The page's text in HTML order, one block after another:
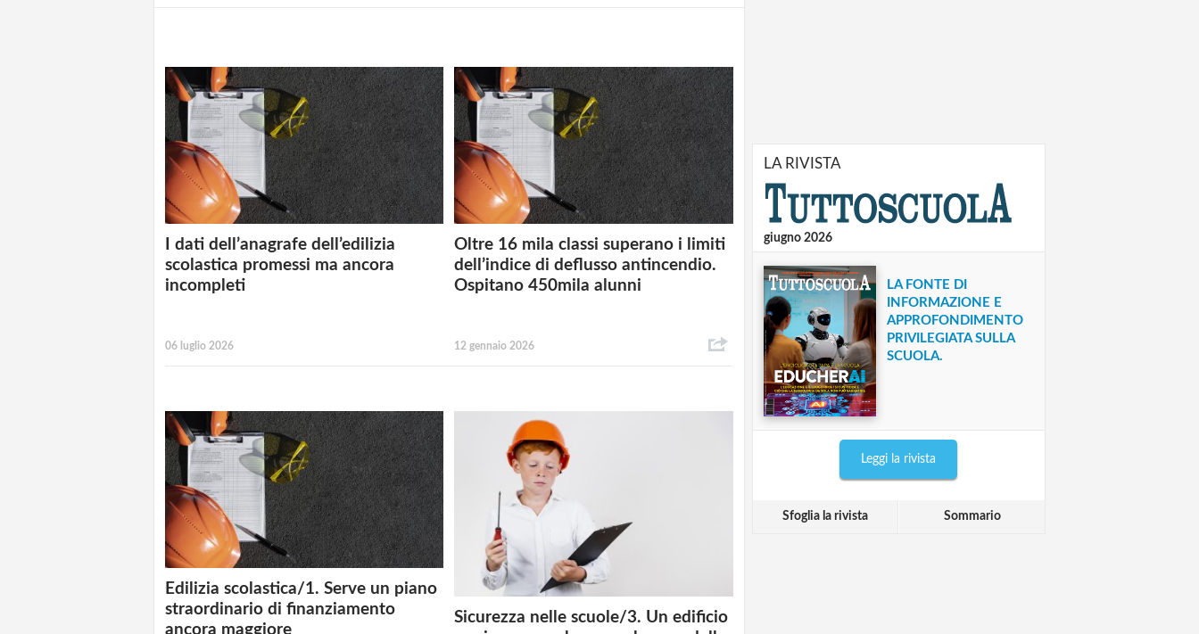
I dati dell’anagrafe dell’edilizia
scolastica promessi ma ancora
incompleti
06 luglio 2026
Oltre 16 mila classi superano i limiti
dell’indice di deflusso antincendio.
Ospitano 450mila alunni
12 gennaio 2026
Edilizia scolastica/1. Serve un piano
straordinario di finanziamento
ancora maggiore
Sicurezza nelle scuole/3. Un edificio
LA RIVISTA
giugno 2026
LA FONTE DI
INFORMAZIONE E
APPROFONDIMENTO
PRIVILEGIATA SULLA
SCUOLA.
Leggi la rivista
Sfoglia la rivista Sommario